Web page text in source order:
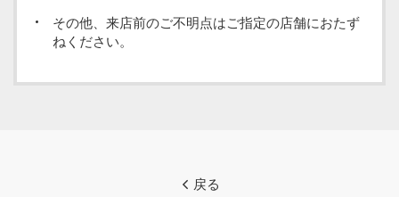
その他、来店前のご不明点はご指定の店舗におたず
ねください。
戻る